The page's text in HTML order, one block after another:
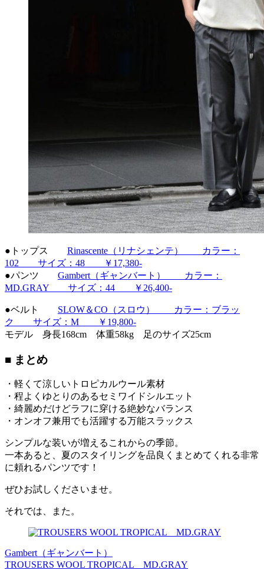
●トップス Rinascente（リナシェンテ） カラー：
102 サイズ：48 ￥17,380-
●パンツ Gambert（ギャンバート） カラー：
MD.GRAY サイズ：44 ￥26,400-
●ベルト SLOW＆CO（スロウ） カラー：ブラッ
ク サイズ：M ￥19,800-
モデル 身長168cm 体重58kg 足のサイズ25cm
■ まとめ
・軽くて涼しいトロピカルウール素材
・程よくゆとりのあるセミワイドシルエット
・綺麗めだけどラフに穿ける絶妙なバランス
・オンオフ兼用でも活躍する万能スラックス
シンプルな装いが増えるこれからの季節。
一本あると、夏のスタイリングを品良くまとめてくれる非常
に頼れるパンツです！
ぜひお試しくださいませ。
それでは、また。
Gambert（ギャンバート）
TROUSERS WOOL TROPICAL MD.GRAY